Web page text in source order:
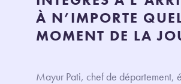
À N’IMPORTE
MOMENT DE LA
Mayur Pati, chef de département,